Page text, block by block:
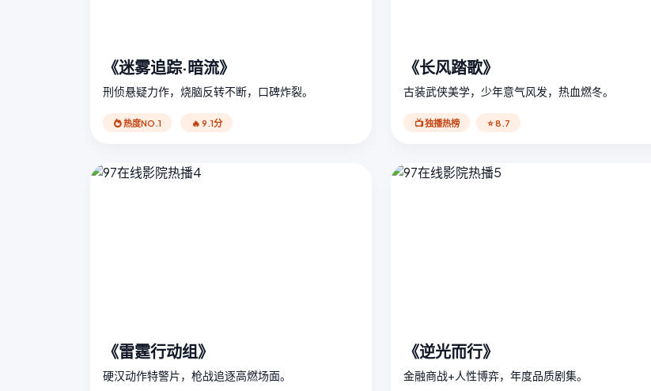
《迷雾追踪·暗流》
刑侦悬疑力作，烧脑反转不断，口碑炸裂。
热度NO.1 🔥 9.1分
《长风踏歌》
古装武侠美学，少年意气风发，热血燃冬。
📺 独播热榜 ⭐ 8.7
《雷霆行动组》
硬汉动作特警片，枪战追逐高燃场面。
《逆光而行》
金融商战+人性博弈，年度品质剧集。